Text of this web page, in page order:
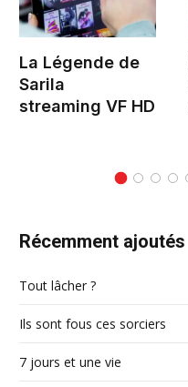
La Légende de
Sarila
streaming VF HD
Récemment ajoutés
Tout lâcher ?
Ils sont fous ces sorciers
7 jours et une vie